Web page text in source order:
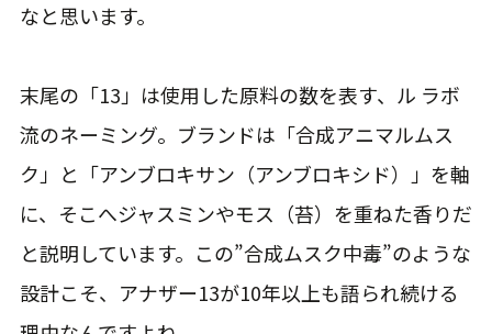
なと思います。
末尾の「13」は使用した原料の数を表す、ル ラボ
流のネーミング。ブランドは「合成アニマルムス
ク」と「アンブロキサン（アンブロキシド）」を軸
に、そこへジャスミンやモス（苔）を重ねた香りだ
と説明しています。この”合成ムスク中毒”のような
設計こそ、アナザー13が10年以上も語られ続ける